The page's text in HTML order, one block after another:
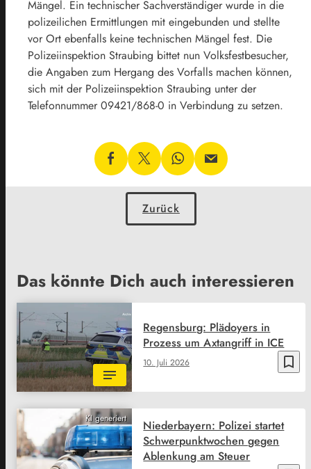
Mängel. Ein technischer Sachverständiger wurde in die
polizeilichen Ermittlungen mit eingebunden und stellte
vor Ort ebenfalls keine technischen Mängel fest. Die
Polizeiinspektion Straubing bittet nun Volksfestbesucher,
die Angaben zum Hergang des Vorfalls machen können,
sich mit der Polizeiinspektion Straubing unter der
Telefonnummer 09421/868-0 in Verbindung zu setzen.
Zurück
Das könnte Dich auch interessieren
bookmark_border
10. Juli 2026
Regensburg: Plädoyers in
Prozess um Axtangriff in ICE
KI generiert
Niederbayern: Polizei startet
Schwerpunktwochen gegen
Ablenkung am Steuer